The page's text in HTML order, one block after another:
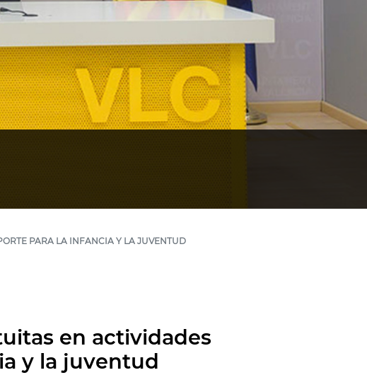
PARA LA INFANCIA Y LA JUVENTUD
en actividades
y la juventud